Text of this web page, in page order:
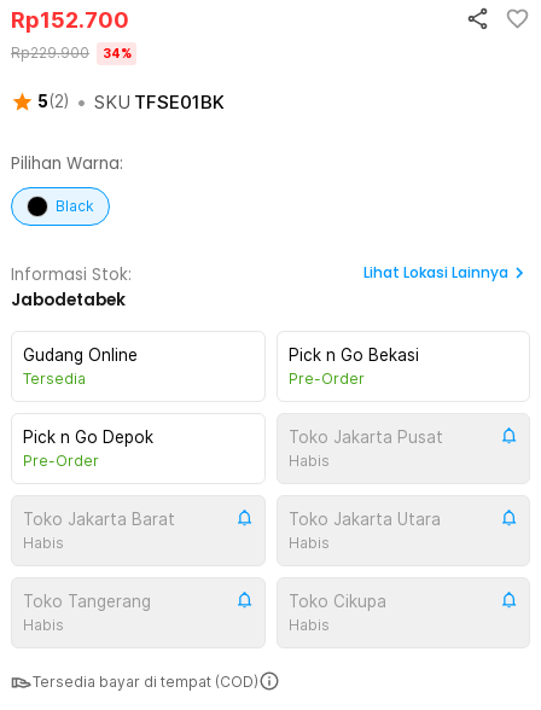
5(2) • SKU TFSE01BK
Rp152.700
Rp229.900 34%
Pilihan Warna:
Black
Informasi Stok:
Jabodetabek
Lihat Lokasi Lainnya
Gudang Online
Tersedia
Pick n Go Bekasi
Pre-Order
Pick n Go Depok
Pre-Order
Toko Jakarta Pusat
Habis
Toko Jakarta Barat
Habis
Toko Jakarta Utara
Habis
Toko Tangerang
Habis
Toko Cikupa
Habis
Tersedia bayar di tempat (COD)